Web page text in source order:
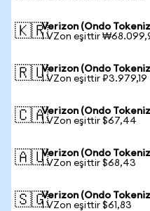
🇰🇷Verizon (Ondo
1 VZon eşittir
🇷🇺Verizon (Ondo
1 VZon eşittir ₽3.979,19
🇨🇦Verizon (Ondo
1 VZon eşittir $67,44
🇦🇺Verizon (Ondo
1 VZon eşittir $68,43
🇸🇬Verizon (Ondo
1 VZon eşittir $61,83